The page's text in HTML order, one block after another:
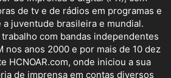
de tv e de rádios em programas e
juventude brasileira e mundial.
com bandas independentes
nos anos 2000 e por mais de 10 dez
HCNOAR.com, onde iniciou a sua
de imprensa em contas diversos